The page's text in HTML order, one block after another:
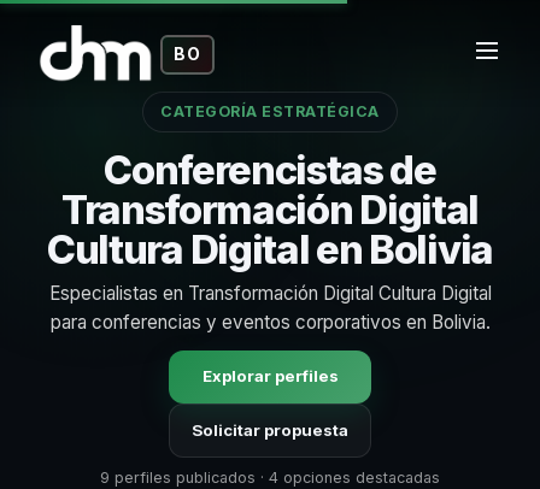
BO
CATEGORÍA ESTRATÉGICA
Conferencistas de
Transformación Digital
Cultura Digital en Bolivia
Especialistas en Transformación Digital Cultura Digital
para conferencias y eventos corporativos en Bolivia.
Explorar perfiles
Solicitar propuesta
9 perfiles publicados · 4 opciones destacadas